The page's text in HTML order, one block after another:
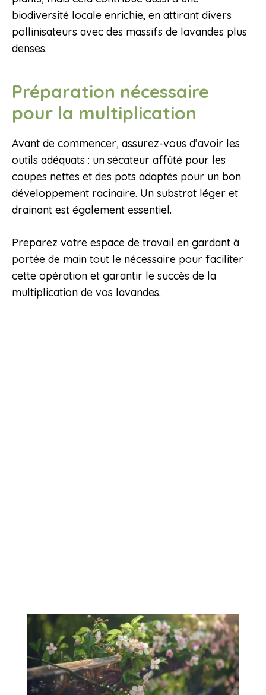
biodiversité locale enrichie, en attirant divers
pollinisateurs avec des massifs de lavandes plus
denses.
Préparation nécessaire
pour la multiplication
Avant de commencer, assurez-vous d’avoir les
outils adéquats : un sécateur affûté pour les
coupes nettes et des pots adaptés pour un bon
développement racinaire. Un substrat léger et
drainant est également essentiel.
Preparez votre espace de travail en gardant à
portée de main tout le nécessaire pour faciliter
cette opération et garantir le succès de la
multiplication de vos lavandes.